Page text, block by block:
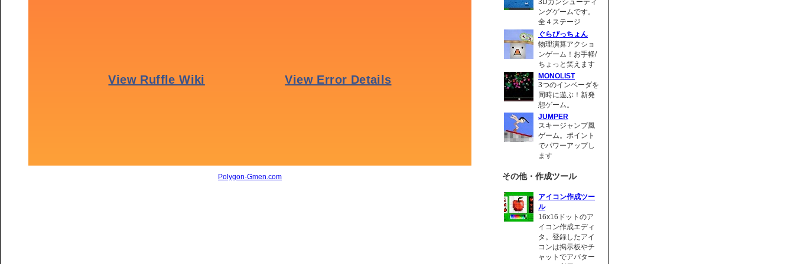
Polygon-Gmen.com
3Dガンシューティ
ングゲームです。
全４ステージ
ぐらびっちょん
物理演算アクショ
ンゲーム！お手軽/
ちょっと笑えます
MONOLIST
3つのインベーダを
同時に遊ぶ！新発
想ゲーム。
JUMPER
スキージャンプ風
ゲーム。ポイント
でパワーアップし
ます
その他・作成ツール
アイコン作成ツー
ル
16x16ドットのア
イコン作成エディ
タ。登録したアイ
コンは掲示板やチ
ャットでアバター